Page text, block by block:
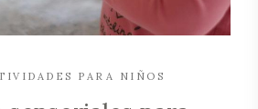
PARA NIÑOS